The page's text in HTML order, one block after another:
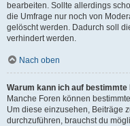
bearbeiten. Sollte allerdings
die Umfrage nur noch von
gelöscht werden. Dadurch soll
verhindert werden.
Nach oben
Warum kann ich auf
Manche Foren können
Um diese einzusehen, Beiträge
durchzuführen, brauchst du